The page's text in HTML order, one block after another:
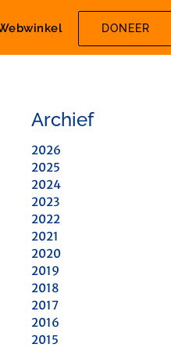
DONEER
Archief
2026
2025
2024
2023
2022
2021
2020
2019
2018
2017
2016
2015